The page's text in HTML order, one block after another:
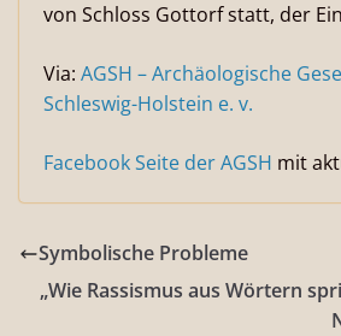
von Schloss Gottorf statt, der
Via: AGSH – Archäologische
Schleswig-Holstein e. v.
Facebook Seite der AGSH mit
Symbolische Probleme
„Wie Rassismus aus Wörtern